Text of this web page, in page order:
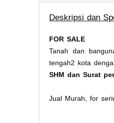
Deskripsi dan
FOR SALE
Tanah dan
tengah2 kota
SHM dan Surat
Jual Murah, for